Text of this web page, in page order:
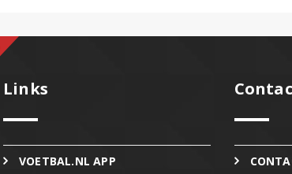
Links
VOETBAL.NL APP